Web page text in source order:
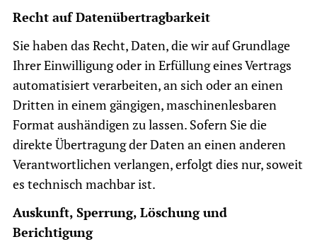
Recht auf Datenübertragbarkeit
Sie haben das Recht, Daten, die wir auf Grundlage
Ihrer Einwilligung oder in Erfüllung eines Vertrags
automatisiert verarbeiten, an sich oder an einen
Dritten in einem gängigen, maschinenlesbaren
Format aushändigen zu lassen. Sofern Sie die
direkte Übertragung der Daten an einen anderen
Verantwortlichen verlangen, erfolgt dies nur, soweit
es technisch machbar ist.
Auskunft, Sperrung, Löschung und
Berichtigung